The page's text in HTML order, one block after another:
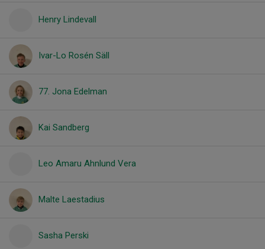
Henry Lindevall
Ivar-Lo Rosén Säll
77. Jona Edelman
Kai Sandberg
Leo Amaru Ahnlund Vera
Malte Laestadius
Sasha Perski